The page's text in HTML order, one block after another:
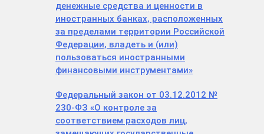
денежные средства и ценности в
иностранных банках, расположенных
за пределами территории Российской
Федерации, владеть и (или)
пользоваться иностранными
финансовыми инструментами»
Федеральный закон от 03.12.2012 №
230-ФЗ «О контроле за
соответствием расходов лиц,